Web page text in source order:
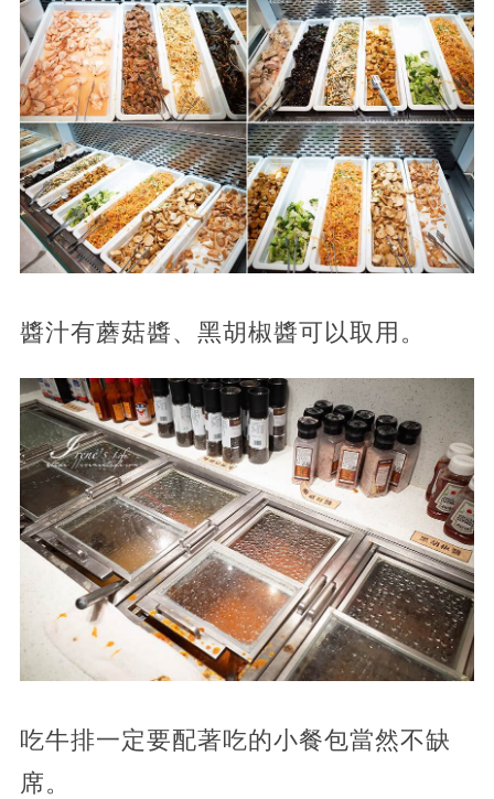
醬汁有蘑菇醬、黑胡椒醬可以取用。
吃牛排一定要配著吃的小餐包當然不缺
席。